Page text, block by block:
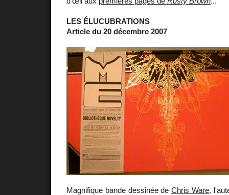
LES ÉLUCUBRATIONS
Article du 20 décembre 2007
Magnifique bande dessinée deChris Ware,